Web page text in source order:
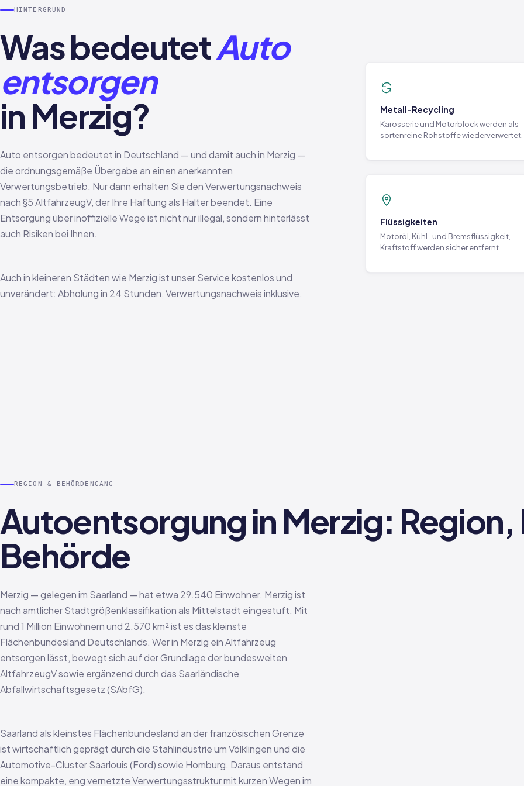
HINTERGRUND
Was bedeutetAuto
entsorgen
in Merzig?
Auto entsorgen bedeutet in Deutschland — und damit auch in Merzig —
die ordnungsgemäße Übergabe an einen anerkannten
Verwertungsbetrieb. Nur dann erhalten Sie den Verwertungsnachweis
nach §5 AltfahrzeugV, der Ihre Haftung als Halter beendet. Eine
Entsorgung über inoffizielle Wege ist nicht nur illegal, sondern hinterlässt
auch Risiken bei Ihnen.
Auch in kleineren Städten wie Merzig ist unser Service kostenlos und
unverändert: Abholung in 24 Stunden, Verwertungsnachweis inklusive.
Metall-Recycling
Karosserie und Motorblock werden als
sortenreine Rohstoffe wiederverwertet.
Flüssigkeiten
Motoröl, Kühl- und Bremsflüssigkeit,
Kraftstoff werden sicher entfernt.
REGION & BEHÖRDENGANG
Autoentsorgung in Merzig: Region,
Behörde
Merzig — gelegen im Saarland — hat etwa 29.540 Einwohner. Merzig ist
nach amtlicher Stadtgrößenklassifikation als Mittelstadt eingestuft. Mit
rund 1 Million Einwohnern und 2.570 km² ist es das kleinste
Flächenbundesland Deutschlands. Wer in Merzig ein Altfahrzeug
entsorgen lässt, bewegt sich auf der Grundlage der bundesweiten
AltfahrzeugV sowie ergänzend durch das Saarländische
Abfallwirtschaftsgesetz (SAbfG).
Saarland als kleinstes Flächenbundesland an der französischen Grenze
ist wirtschaftlich geprägt durch die Stahlindustrie um Völklingen und die
Automotive-Cluster Saarlouis (Ford) sowie Homburg. Daraus entstand
eine kompakte, eng vernetzte Verwertungsstruktur mit kurzen Wegen im